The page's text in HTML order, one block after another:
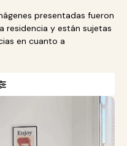
presentadas fueron
residencia y están sujetas
en cuanto a